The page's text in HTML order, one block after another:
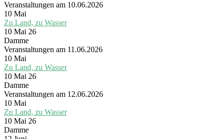
Veranstaltungen am 10.06.2026
10 Mai
Zu Land, zu Wasser
10 Mai 26
Damme
Veranstaltungen am 11.06.2026
10 Mai
Zu Land, zu Wasser
10 Mai 26
Damme
Veranstaltungen am 12.06.2026
10 Mai
Zu Land, zu Wasser
10 Mai 26
Damme